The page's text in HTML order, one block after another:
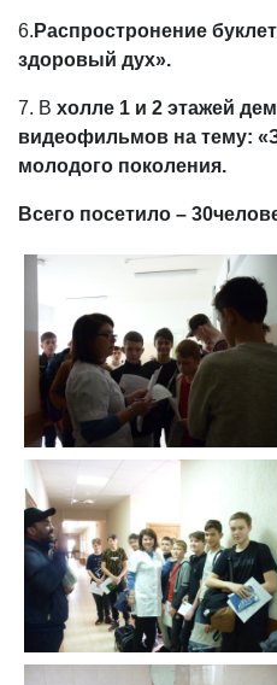
6. Распростронение
здоровый дух».
7. В холле 1 и 2 этажей
видеофильмов на тему:
молодого поколения.
Всего посетило –